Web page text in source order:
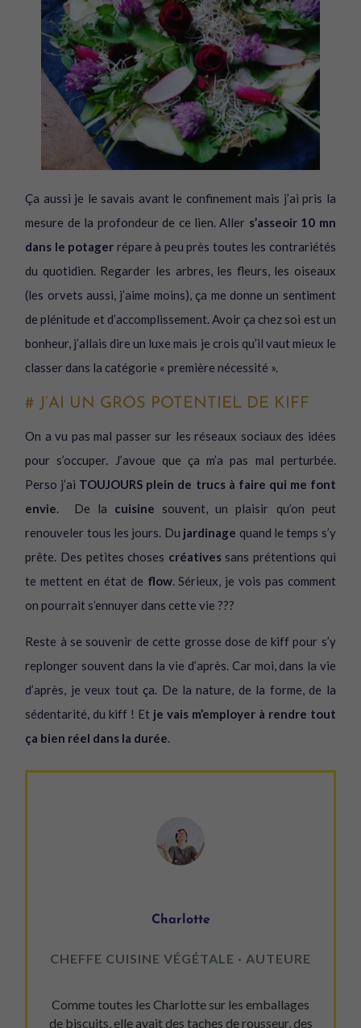
Ça aussi je le savais avant le confinement mais j’ai pris la
mesure de la profondeur de ce lien. Aller s’asseoir 10 mn
dans le potager répare à peu près toutes les contrariétés
du quotidien. Regarder les arbres, les fleurs, les oiseaux
(les orvets aussi, j’aime moins), ça me donne un sentiment
de plénitude et d’accomplissement. Avoir ça chez soi est un
bonheur, j’allais dire un luxe mais je crois qu’il vaut mieux le
classer dans la catégorie « première nécessité ».
# J’AI UN GROS POTENTIEL DE KIFF
On a vu pas mal passer sur les réseaux sociaux des idées
pour s’occuper. J’avoue que ça m’a pas mal perturbée.
Perso j’ai TOUJOURS plein de trucs à faire qui me font
envie . De la cuisine souvent, un plaisir qu’on peut
renouveler tous les jours. Du jardinage quand le temps s’y
prête. Des petites choses créativessans prétentions qui
te mettent en état de flow. Sérieux, je vois pas comment
on pourrait s’ennuyer dans cette vie ???
Reste à se souvenir de cette grosse dose de kiff pour s’y
replonger souvent dans la vie d’après. Car moi, dans la vie
d’après, je veux tout ça. De la nature, de la forme, de la
sédentarité, du kiff ! Et je vais m’employer à rendre tout
ça bien réel dans la durée
Charlotte
CHEFFE CUISINE VÉGÉTALE · AUTEURE
Comme toutes les Charlotte sur les emballages
de biscuits, elle avait des taches de rousseur, des